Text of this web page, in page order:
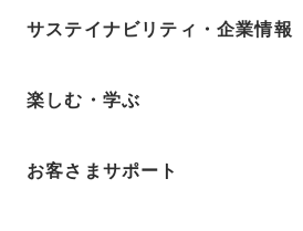
サステイナビリティ・企業情報
楽しむ・学ぶ
お客さまサポート